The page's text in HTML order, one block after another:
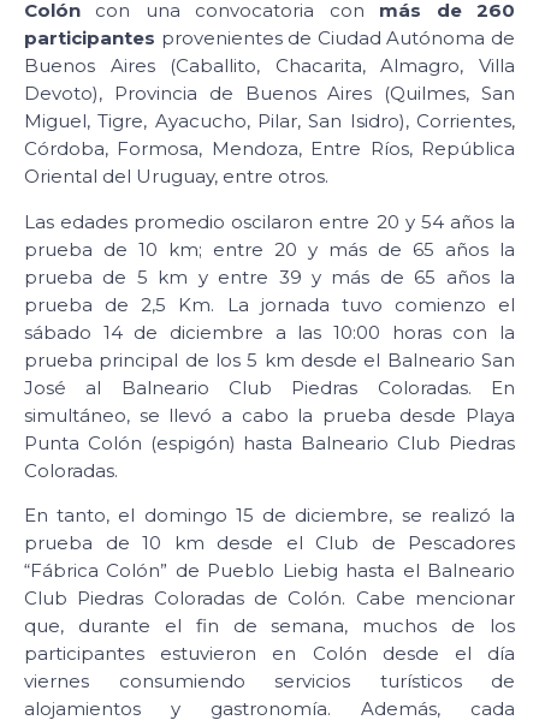
Colón con una convocatoria con más de 260
participantes provenientes de Ciudad Autónoma de
Buenos Aires (Caballito, Chacarita, Almagro, Villa
Devoto), Provincia de Buenos Aires (Quilmes, San
Miguel, Tigre, Ayacucho, Pilar, San Isidro), Corrientes,
Córdoba, Formosa, Mendoza, Entre Ríos, República
Oriental del Uruguay, entre otros.
Las edades promedio oscilaron entre 20 y 54 años la
prueba de 10 km; entre 20 y más de 65 años la
prueba de 5 km y entre 39 y más de 65 años la
prueba de 2,5 Km. La jornada tuvo comienzo el
sábado 14 de diciembre a las 10:00 horas con la
prueba principal de los 5 km desde el Balneario San
José al Balneario Club Piedras Coloradas. En
simultáneo, se llevó a cabo la prueba desde Playa
Punta Colón (espigón) hasta Balneario Club Piedras
Coloradas.
En tanto, el domingo 15 de diciembre, se realizó la
prueba de 10 km desde el Club de Pescadores
“Fábrica Colón” de Pueblo Liebig hasta el Balneario
Club Piedras Coloradas de Colón. Cabe mencionar
que, durante el fin de semana, muchos de los
participantes estuvieron en Colón desde el día
viernes consumiendo servicios turísticos de
alojamientos y gastronomía. Además, cada